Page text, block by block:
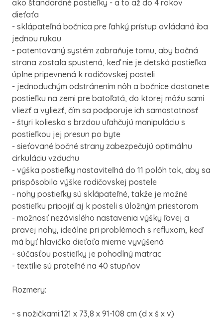
ako štandardné postieľky - a to až do 4 rokov
dieťaťa
- sklápateľná bočnica pre ľahký prístup ovládaná iba
jednou rukou
- patentovaný systém zabraňuje tomu, aby bočná
strana zostala spustená, keď nie je detská postieľka
úplne pripevnená k rodičovskej posteli
- jednoduchým odstránením nôh a bočnice dostanete
postieľku na zemi pre batoľatá, do ktorej môžu sami
vliezť a vyliezť, čím sa podporuje ich samostatnosť
- štyri kolieska s brzdou uľahčujú manipuláciu s
postieľkou jej presun po byte
- sieťované bočné strany zabezpečujú optimálnu
cirkuláciu vzduchu
- výška postieľky nastaviteľná do 11 polôh tak, aby sa
prispôsobila výške rodičovskej postele
- nohy postieľky sú sklápateľné, takže je možné
postieľku pripojiť aj k posteli s úložným priestorom
- možnosť nezávislého nastavenia výšky ľavej a
pravej nohy, ideálne pri problémoch s refluxom, keď
má byť hlavička dieťaťa mierne vyvýšená
- súčasťou postieľky je pohodlný matrac
- textílie sú prateľné na 40 stupňov
Rozmery:
- s nožičkami:121 x 73,8 x 91-108 cm (d x š x v)